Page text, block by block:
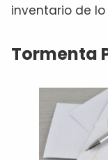
inventario de
Tormenta